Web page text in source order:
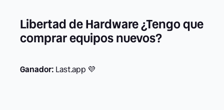
Libertad de Hardware ¿Tengo que
comprar equipos nuevos?
Ganador: Last.app 💜